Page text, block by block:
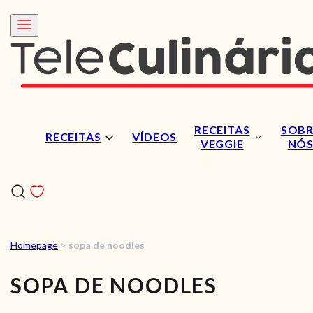
RECEITAS VÍDEOS
RECEITAS
VEGGIE
NÓS
RECEITAS
VÍDEOS
Homepage > sopa de noodles
SOPA DE NOODLES